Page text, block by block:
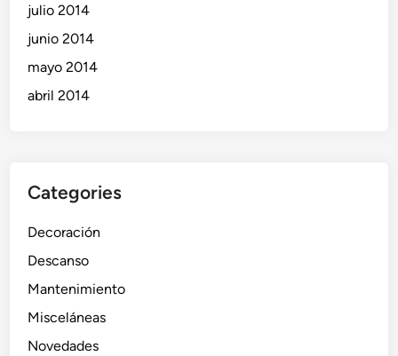
julio 2014
junio 2014
mayo 2014
abril 2014
Categories
Decoración
Descanso
Mantenimiento
Misceláneas
Novedades